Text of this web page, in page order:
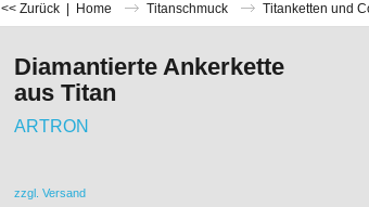
<< Zurück | Home Titanschmuck Titanketten und
Diamantierte Ankerkette
aus Titan
ARTRON
zzgl. Versand